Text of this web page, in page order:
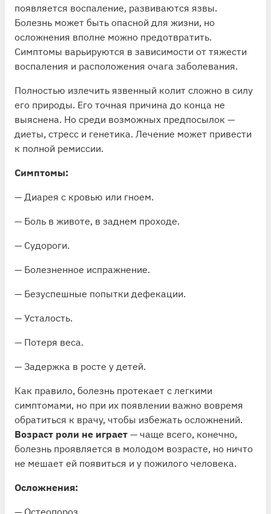
появляется воспаление, развиваются язвы.
Болезнь может быть опасной для жизни, но
осложнения вполне можно предотвратить.
Симптомы варьируются в зависимости от тяжести
воспаления и расположения очага заболевания.
Полностью излечить язвенный колит сложно в силу
его природы. Его точная причина до конца не
выяснена. Но среди возможных предпосылок —
диеты, стресс и генетика. Лечение может привести
к полной ремиссии.
Симптомы:
— Диарея с кровью или гноем.
— Боль в животе, в заднем проходе.
— Судороги.
— Болезненное испражнение.
— Безуспешные попытки дефекации.
— Усталость.
— Потеря веса.
— Задержка в росте у детей.
Как правило, болезнь протекает с легкими
симптомами, но при их появлении важно вовремя
обратиться к врачу, чтобы избежать осложнений.
Возраст роли не играет — чаще всего, конечно,
болезнь проявляется в молодом возрасте, но ничто
не мешает ей появиться и у пожилого человека.
Осложнения:
— Остеопороз.